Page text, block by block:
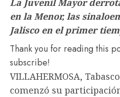
en la Menor, las
Jalisco en el primer
Thank you for reading this
subscribe!
VILLAHERMOSA,
comenzó su